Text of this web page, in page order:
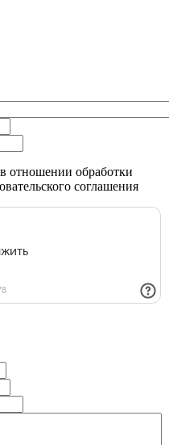
в отношении обработки
соглашения